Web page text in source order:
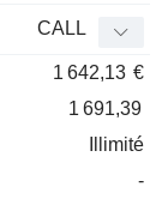
CALL
1 642,13 €
1 691,39
Illimité
-